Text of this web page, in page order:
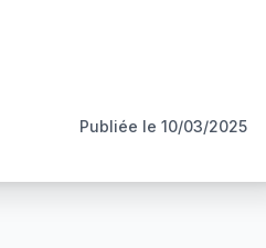
Publiée le 10/03/2025